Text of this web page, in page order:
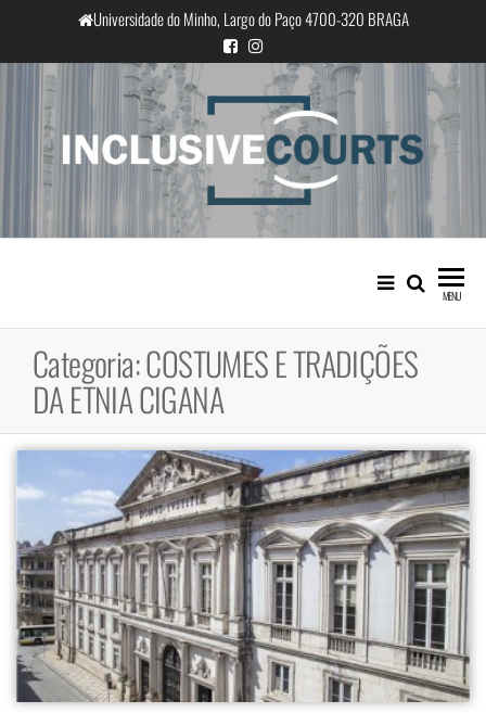
o
conteúdo
Universidade do Minho, Largo do Paço 4700-320 BRAGA
InclusiveCourts
Igualdade e diferença cultural na
prática judicial portuguesa
MENU
Categoria:COSTUMES E TRADIÇÕES
DA ETNIA CIGANA